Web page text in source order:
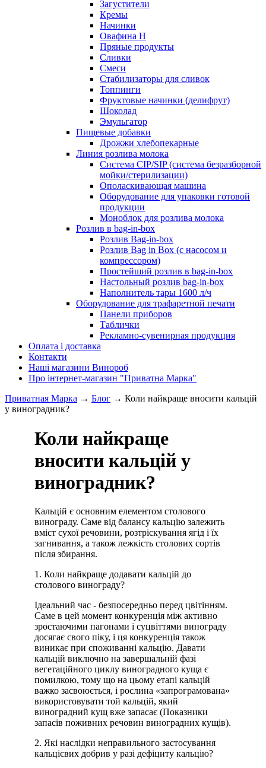
Загустители
Кремы
Начинки
Овафина Н
Пряные продукты
Сливки
Смеси
Стабилизаторы для сливок
Топпинги
Фруктовые начинки (делифрут)
Шоколад
Эмульгатор
Пищевые добавки
Дрожжи хлебопекарные
Линия розлива молока
Система CIP/SIP (система безразборной
мойки/стерилизации)
Ополаскивающая машина
Оборудование для упаковки готовой
продукции
Моноблок для розлива молока
Розлив в bag-in-box
Розлив Bag-in-box
Розлив Bag in Box (с насосом и
компрессором)
Простейший розлив в bag-in-box
Настольный розлив bag-in-box
Наполнитель тары 1600 л/ч
Оборудование для трафаретной печати
Панели приборов
Таблички
Рекламно-сувенирная продукция
Оплата і доставка
Контакти
Наші магазини Винороб
Про інтернет-магазин "Приватна Марка"
Приватная Марка → Блог → Коли найкраще вносити кальцій
у виноградник?
Коли найкраще
вносити кальцій у
виноградник?
Кальцій є основним елементом столового
винограду. Саме від балансу кальцію залежить
вміст сухої речовини, розтріскування ягід і їх
загнивання, а також лежкість столових сортів
після збирання.
1. Коли найкраще додавати кальцій до
столового винограду?
Ідеальний час - безпосередньо перед цвітінням.
Саме в цей момент конкуренція між активно
зростаючими пагонами і суцвіттями винограду
досягає свого піку, і ця конкуренція також
виникає при споживанні кальцію. Давати
кальцій виключно на завершальній фазі
вегетаційного циклу виноградного куща є
помилкою, тому що на цьому етапі кальцій
важко засвоюється, і рослина «запрограмована»
використовувати той кальцій, який
виноградний кущ вже запасає (Показники
запасів поживних речовин виноградних кущів).
2. Які наслідки неправильного застосування
кальцієвих добрив у разі дефіциту кальцію?